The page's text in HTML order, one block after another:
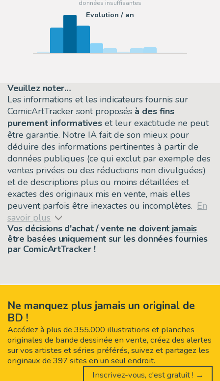
Evolution / an
Veuillez noter…
Les informations et les indicateurs fournis sur
ComicArtTracker sont proposés à des fins
purement informatives et leur exactitude ne peut
être garantie. Notre IA fait de son mieux pour
déduire des informations pertinentes à partir de
données publiques (ce qui exclut par exemple des
ventes privées ou des réductions non divulguées)
et de descriptions plus ou moins détaillées et
exactes des originaux mis en vente, mais elles
peuvent parfois être inexactes ou incomplètes. En
savoir plus
Vos décisions d'achat / vente ne doivent jamais
être basées uniquement sur les données fournies
par ComicArtTracker !
Ne manquez plus jamais un original de
BD !
Accédez à plus de 355.000 illustrations et planches
originales de bande dessinée en vente, créez des alertes
sur vos artistes et séries préférés, suivez et partagez les
originaux de 397 sites en un seul endroit.
Inscrivez-vous, c'est gratuit ! →